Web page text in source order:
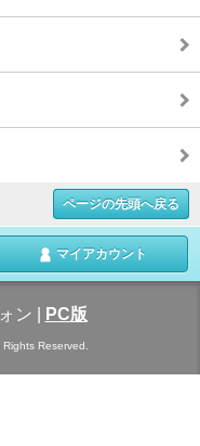
ページの先頭へ戻る
マイアカウント
ン PC版
Reserved.